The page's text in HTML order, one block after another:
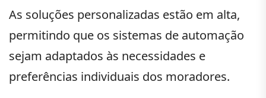
As soluções personalizadas estão em alta,
permitindo que os sistemas de automação
sejam adaptados às necessidades e
preferências individuais dos moradores.